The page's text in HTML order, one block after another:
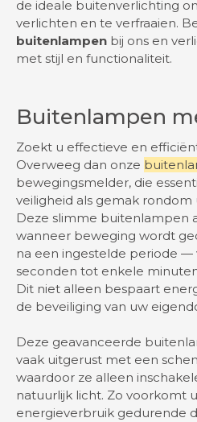
de ideale buitenverlichting
verlichten en te verfraaien.
buitenlampen bij ons en
met stijl en functionaliteit.
Buitenlampen
Zoekt u effectieve en
Overweeg dan onze
bewegingsmelder, die
veiligheid als gemak rondom
Deze slimme buitenlampen
wanneer beweging wordt
na een ingestelde periode —
seconden tot enkele
Dit niet alleen bespaart
de beveiliging van uw
Deze geavanceerde
vaak uitgerust met een
waardoor ze alleen
natuurlijk licht. Zo voorkomt
energieverbruik gedurende